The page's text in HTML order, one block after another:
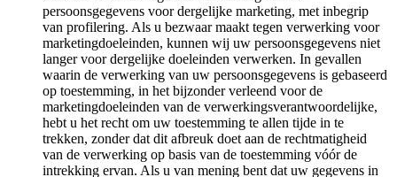
persoonsgegevens voor dergelijke marketing, met inbegrip
van profilering. Als u bezwaar maakt tegen verwerking voor
marketingdoeleinden, kunnen wij uw persoonsgegevens niet
langer voor dergelijke doeleinden verwerken. In gevallen
waarin de verwerking van uw persoonsgegevens is gebaseerd
op toestemming, in het bijzonder verleend voor de
marketingdoeleinden van de verwerkingsverantwoordelijke,
hebt u het recht om uw toestemming te allen tijde in te
trekken, zonder dat dit afbreuk doet aan de rechtmatigheid
van de verwerking op basis van de toestemming vóór de
intrekking ervan. Als u van mening bent dat uw gegevens in